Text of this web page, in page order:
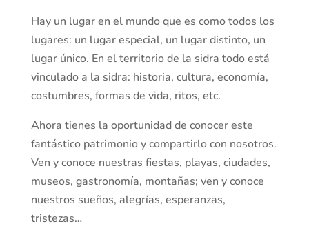
Hay un lugar en el mundo que es como todos los
lugares: un lugar especial, un lugar distinto, un
lugar único. En el territorio de la sidra todo está
vinculado a la sidra: historia, cultura, economía,
costumbres, formas de vida, ritos, etc.
Ahora tienes la oportunidad de conocer este
fantástico patrimonio y compartirlo con nosotros.
Ven y conoce nuestras fiestas, playas, ciudades,
museos, gastronomía, montañas; ven y conoce
nuestros sueños, alegrías, esperanzas,
tristezas…